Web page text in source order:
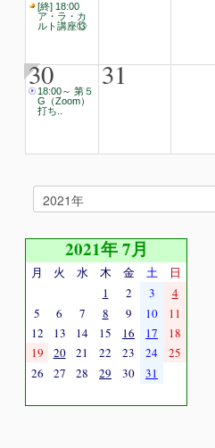
[終] 18:00
ア・ラ・カ
ルト講座⑬
30
18:00～ 第５
G（Zoom）
打ち..
31
2021年 7月
月 火 水 木 金 土
日
1
2 3
4
5
6 7 8 9 10
11
12
13 14 15 16 17
18
19
20 21 22 23 24
25
26
27 28 29 30 31